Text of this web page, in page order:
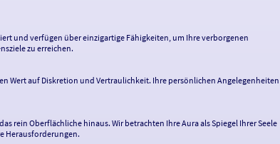
und verfügen über einzigartige Fähigkeiten, um Ihre verborgenen
zu erreichen.
Wert auf Diskretion und Vertraulichkeit. Ihre persönlichen Angelegenheiten
rein Oberflächliche hinaus. Wir betrachten Ihre Aura als Spiegel Ihrer Seele
Herausforderungen.